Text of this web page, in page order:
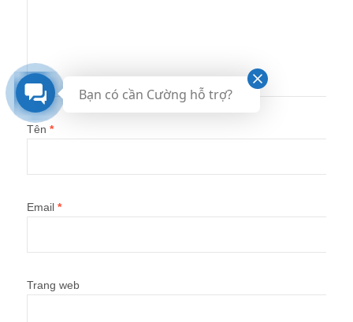
Tên *
Email *
Trang web
Bạn có cần Cường hỗ trợ?